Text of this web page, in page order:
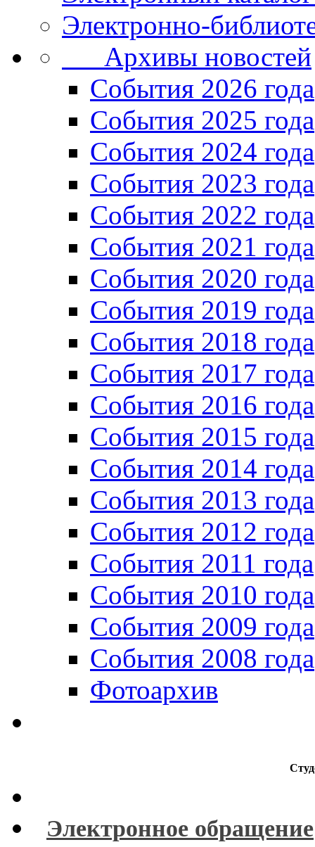
Электронно-
Архивы новостей
Cобытия 2026 года
События 2025 года
События 2024 года
События 2023 года
Cобытия 2022 года
Cобытия 2021 года
События 2020 года
События 2019 года
События 2018 года
События 2017 года
События 2016 года
События 2015 года
События 2014 года
События 2013 года
События 2012 года
События 2011 года
События 2010 года
События 2009 года
События 2008 года
Фотоархив
Электронное обращение